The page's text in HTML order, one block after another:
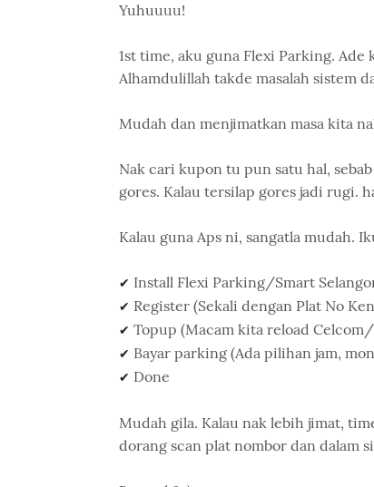
Yuhuuuu!
1st time, aku guna Flexi Parking.
Alhamdulillah takde masalah sistem
Mudah dan menjimatkan masa kita
Nak cari kupon tu pun satu hal,
gores. Kalau tersilap gores jadi rugi.
Kalau guna Aps ni, sangatla mudah.
✔ Install Flexi Parking/Smart
✔ Register (Sekali dengan Plat No
✔ Topup (Macam kita reload
✔ Bayar parking (Ada pilihan jam,
✔ Done
Mudah gila. Kalau nak lebih jimat,
dorang scan plat nombor dan dalam